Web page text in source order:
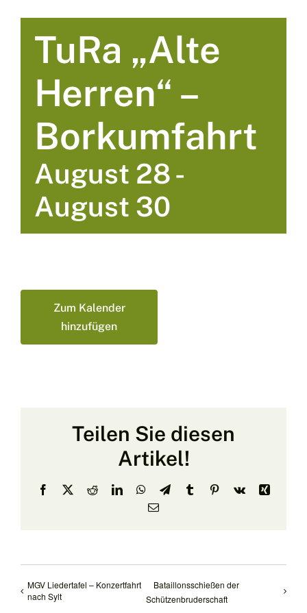
TuRa „Alte
Herren“ –
Borkumfahrt
August 28-
August 30
Zum Kalender
hinzufügen
Teilen Sie diesen
Artikel!
Facebook
X RedditLinkedInWhatsApp
TelegramTumblrPinterest
Vk
Xing
E-
MGV Liedertafel – Konzertfahrt
nach Sylt
Bataillonsschießen der
Schützenbruderschaft